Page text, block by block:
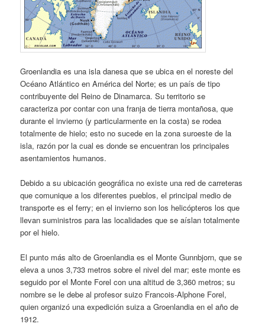
Groenlandia es una isla danesa que se ubica en el noreste del
Océano Atlántico en América del Norte; es un país de tipo
contribuyente del Reino de Dinamarca. Su territorio se
caracteriza por contar con una franja de tierra montañosa, que
durante el invierno (y particularmente en la costa) se rodea
totalmente de hielo; esto no sucede en la zona suroeste de la
isla, razón por la cual es donde se encuentran los principales
asentamientos humanos.
Debido a su ubicación geográfica no existe una red de carreteras
que comunique a los diferentes pueblos, el principal medio de
transporte es el ferry; en el invierno son los helicópteros los que
llevan suministros para las localidades que se aíslan totalmente
por el hielo.
El punto más alto de Groenlandia es el Monte Gunnbjorn, que se
eleva a unos 3,733 metros sobre el nivel del mar; este monte es
seguido por el Monte Forel con una altitud de 3,360 metros; su
nombre se le debe al profesor suizo Francois-Alphone Forel,
quien organizó una expedición suiza a Groenlandia en el año de
1912.